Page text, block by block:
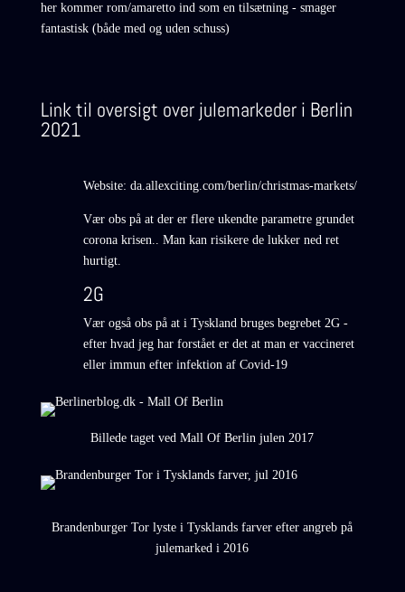
her kommer rom/amaretto ind som en tilsætning - smager
fantastisk (både med og uden schuss)
Link til oversigt over julemarkeder i Berlin
2021
Website: da.allexciting.com/berlin/christmas-markets/
Vær obs på at der er flere ukendte parametre grundet
corona krisen.. Man kan risikere de lukker ned ret
hurtigt.
2G
Vær også obs på at i Tyskland bruges begrebet 2G -
efter hvad jeg har forstået er det at man er vaccineret
eller immun efter infektion af Covid-19
Billede taget ved Mall Of Berlin julen 2017
Brandenburger Tor lyste i Tysklands farver efter angreb på
julemarked i 2016